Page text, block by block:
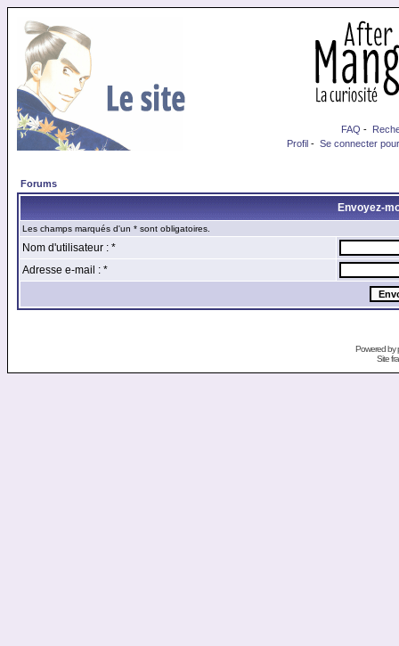
FAQ -
Profil - Se connecter
Forums
Envoyez-
Les champs marqués d'un * sont obligatoires.
Nom d'utilisateur : *
Adresse e-mail : *
Powered by
Site